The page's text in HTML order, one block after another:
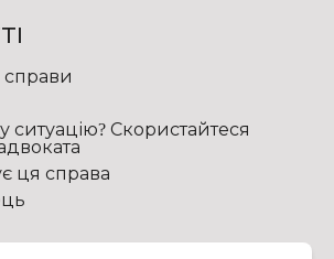
ситуацію? Скористайтеся
ця справа